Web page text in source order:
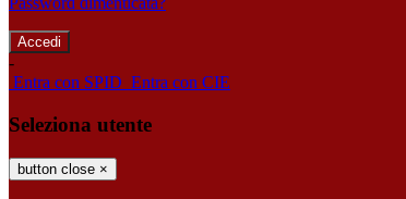
-
Entra con SPID Entra con CIE
Seleziona utente
button close ×